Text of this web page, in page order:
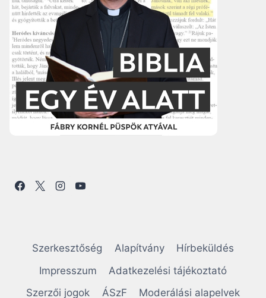
Szerkesztőség Alapítvány
Hírbeküldés
Impresszum
Adatkezelési tájékoztató
Szerzői jogok
ÁSzF Moderálási alapelvek